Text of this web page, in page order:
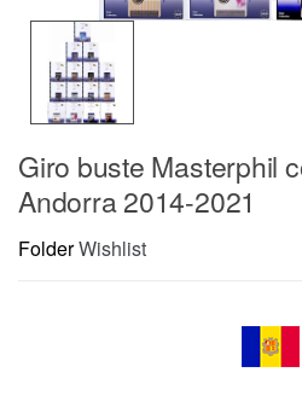
Giro buste Masterphil
Andorra 2014-2021
FolderWishlist